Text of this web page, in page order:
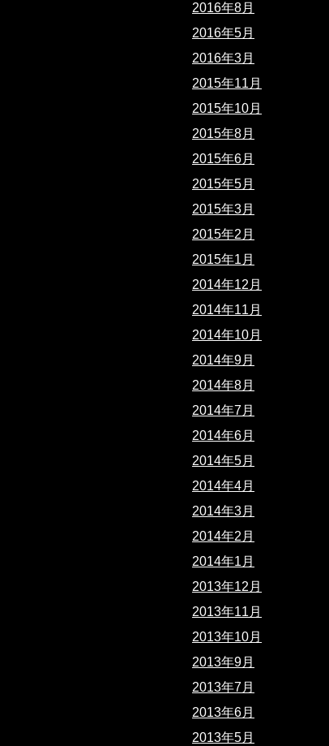
2016年8月
2016年5月
2016年3月
2015年11月
2015年10月
2015年8月
2015年6月
2015年5月
2015年3月
2015年2月
2015年1月
2014年12月
2014年11月
2014年10月
2014年9月
2014年8月
2014年7月
2014年6月
2014年5月
2014年4月
2014年3月
2014年2月
2014年1月
2013年12月
2013年11月
2013年10月
2013年9月
2013年7月
2013年6月
2013年5月